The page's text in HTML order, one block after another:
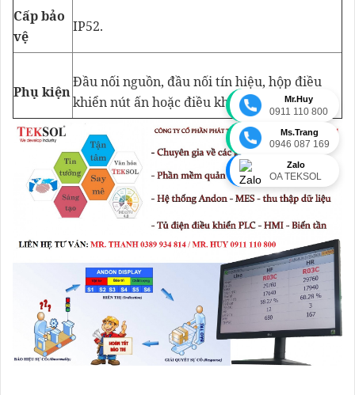
Mr.Huy
0911 110 800
Ms.Trang
0946 087 169
Zalo
OA TEKSOL
Cấp bảo
vệ
IP52.
Phụ kiện
Đầu nối nguồn, đầu nối tín hiệu, hộp điều
khiển nút ấn hoặc điều khiển từ xa.